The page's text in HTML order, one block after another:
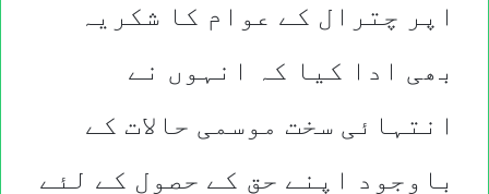
اپر چترال کے عوام کا شکریہ
بھی ادا کیا کہ انہوں نے
انتہائی سخت موسمی حالات کے
باوجود اپنے حق کے حصول کے لئے